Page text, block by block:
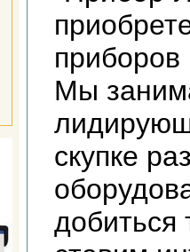
Мы
скупке
добиться